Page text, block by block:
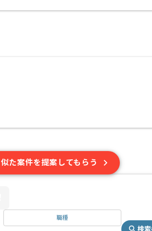
似た案件を提案してもらう
職種
検